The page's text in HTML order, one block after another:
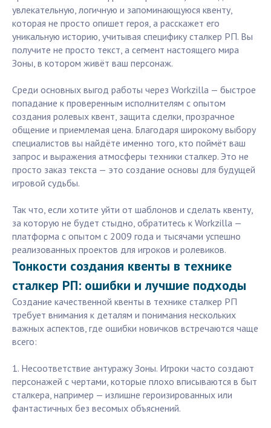
увлекательную, логичную и запоминающуюся квенту,
которая не просто опишет героя, а расскажет его
уникальную историю, учитывая специфику сталкер РП. Вы
получите не просто текст, а сегмент настоящего мира
Зоны, в котором живёт ваш персонаж.
Среди основных выгод работы через Workzilla — быстрое
попадание к проверенным исполнителям с опытом
создания ролевых квент, защита сделки, прозрачное
общение и приемлемая цена. Благодаря широкому выбору
специалистов вы найдёте именно того, кто поймёт ваш
запрос и выражения атмосферы техники сталкер. Это не
просто заказ текста — это создание основы для будущей
игровой судьбы.
Так что, если хотите уйти от шаблонов и сделать квенту,
за которую не будет стыдно, обратитесь к Workzilla —
платформа с опытом с 2009 года и тысячами успешно
реализованных проектов для игроков и ролевиков.
Тонкости создания квенты в технике
сталкер РП: ошибки и лучшие подходы
Создание качественной квенты в технике сталкер РП
требует внимания к деталям и понимания нескольких
важных аспектов, где ошибки новичков встречаются чаще
всего:
1. Несоответствие антуражу Зоны. Игроки часто создают
персонажей с чертами, которые плохо вписываются в быт
сталкера, например — излишне героизированных или
фантастичных без весомых объяснений.